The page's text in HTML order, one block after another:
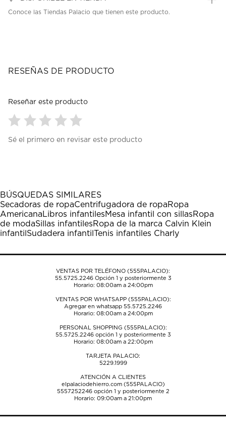
Conoce las Tiendas Palacio que tienen este producto.
RESEÑAS DE PRODUCTO
Reseñar este producto
para
1
estrella
Esta
acción
abrirá
el
de
para
estrellas.
Esta
acción
abrirá
el
de
para
estrellas.
Esta
acción
abrirá
el
de
para
estrellas.
Esta
acción
abrirá
el
de
para
estrellas.
Esta
acción
abrirá
el
de
Sé el primero en revisar este producto
BÚSQUEDAS SIMILARES
Secadoras de ropaCentrifugadora de ropaRopa
Americana Libros infantilesMesa infantil con sillasRopa
de modaSillas infantilesRopa de la marca Calvin Klein
infantil Sudadera infantil Tenis infantiles Charly
VENTAS POR TELÉFONO (555PALACIO):
55.5725.2246Opción 1 y posteriormente 3
Horario: 08:00am a 24:00pm
VENTAS POR WHATSAPP (555PALACIO):
Agregar en whatsapp 55.5725.2246
Horario: 08:00am a 24:00pm
PERSONAL SHOPPING (555PALACIO):
55.5725.2246opción 1 y posteriormente 3
Horario: 08:00am a 22:00pm
TARJETA PALACIO:
5229.1999
ATENCIÓN A CLIENTES
elpalaciodehierro.com (555PALACIO)
5557252246opción 1 y posteriormente 2
Horario: 09:00am a 21:00pm